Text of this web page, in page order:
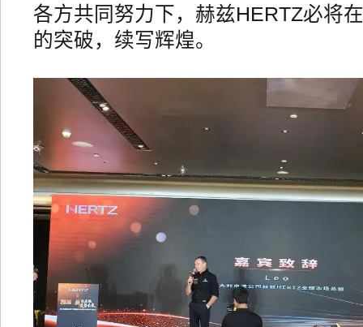
各方共同努力下，赫兹HERTZ必将
的突破，续写辉煌。